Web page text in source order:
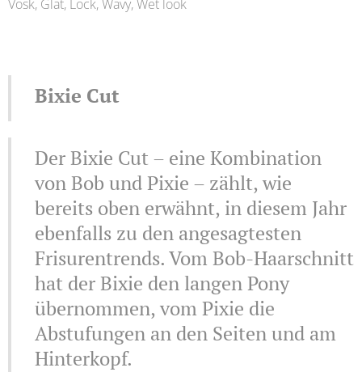
Vosk, Glat, Lock, Wavy, Wet look
Bixie Cut
Der Bixie Cut – eine Kombination
von Bob und Pixie – zählt, wie
bereits oben erwähnt, in diesem Jahr
ebenfalls zu den angesagtesten
Frisurentrends. Vom Bob-Haarschnitt
hat der Bixie den langen Pony
übernommen, vom Pixie die
Abstufungen an den Seiten und am
Hinterkopf.